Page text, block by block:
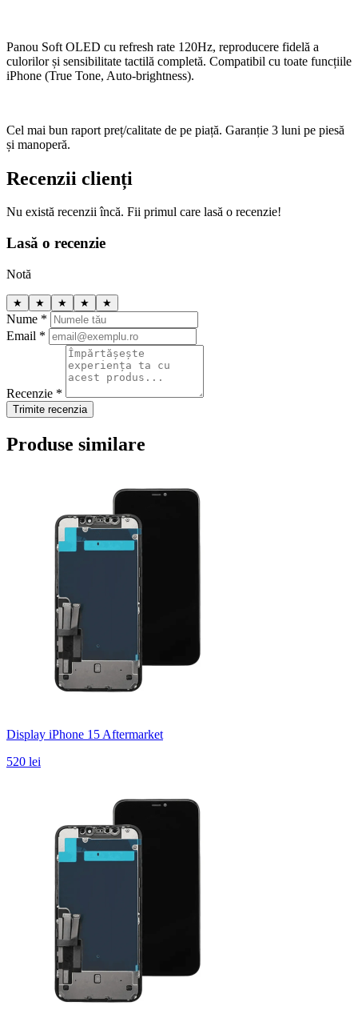
Panou Soft OLED cu refresh rate 120Hz, reproducere fidelă a
culorilor și sensibilitate tactilă completă. Compatibil cu toate funcțiile
iPhone (True Tone, Auto-brightness).
Cel mai bun raport preț/calitate de pe piață. Garanție 3 luni pe piesă
și manoperă.
Recenzii clienți
Nu există recenzii încă. Fii primul care lasă o recenzie!
Lasă o recenzie
Notă
★ ★ ★ ★ ★
Nume *
Email *
Recenzie *
Trimite recenzia
Produse similare
Display iPhone 15 Aftermarket
520 lei